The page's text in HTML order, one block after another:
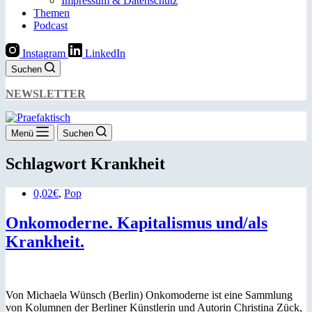
Themen
Podcast
Instagram LinkedIn
Suchen
NEWSLETTER
Menü Suchen
Schlagwort Krankheit
0,02€, Pop
Onkomoderne. Kapitalismus und/als
Krankheit.
Von Michaela Wünsch (Berlin) Onkomoderne ist eine Sammlung
von Kolumnen der Berliner Künstlerin und Autorin Christina Zück,